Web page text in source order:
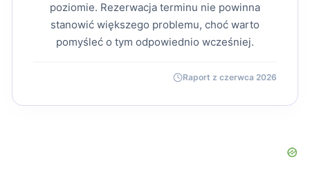
poziomie. Rezerwacja terminu nie powinna
stanowić większego problemu, choć warto
pomyśleć o tym odpowiednio wcześniej.
Raport z czerwca 2026